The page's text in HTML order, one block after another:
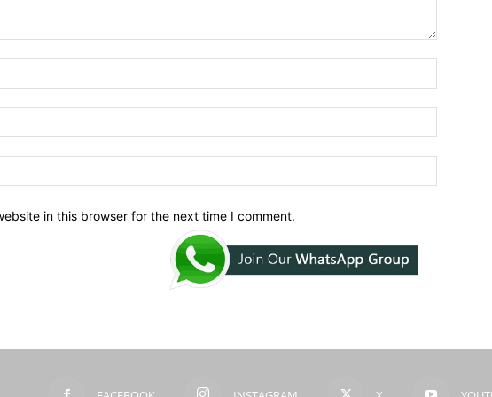
in this browser for the next time I comment.